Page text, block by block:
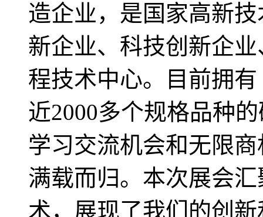
造企业，是国家高新
新企业、科技创新企
程技术中心。目前拥
近2000多个规格品种
学习交流机会和无限
满载而归。本次展会
术，展现了我们的创